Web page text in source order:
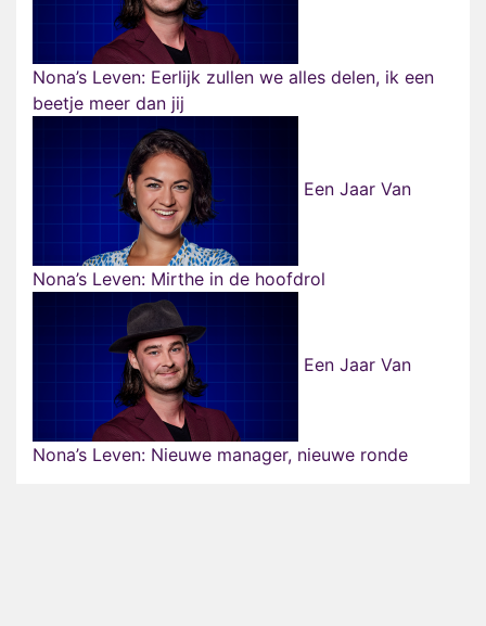
Nona’s Leven: Eerlijk zullen we alles delen, ik een
beetje meer dan jij
Een Jaar Van
Nona’s Leven: Mirthe in de hoofdrol
Een Jaar Van
Nona’s Leven: Nieuwe manager, nieuwe ronde